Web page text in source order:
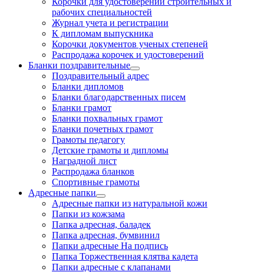
рабочих специальностей
Журнал учета и регистрации
К дипломам выпускника
Корочки документов ученых степеней
Распродажа корочек и удостоверений
Бланки поздравительные
Поздравительный адрес
Бланки дипломов
Бланки благодарственных писем
Бланки грамот
Бланки похвальных грамот
Бланки почетных грамот
Грамоты педагогу
Детские грамоты и дипломы
Наградной лист
Распродажа бланков
Спортивные грамоты
Адресные папки
Адресные папки из натуральной кожи
Папки из кожзама
Папка адресная, баладек
Папка адресная, бумвинил
Папки адресные На подпись
Папка Торжественная клятва кадета
Папки адресные с клапанами